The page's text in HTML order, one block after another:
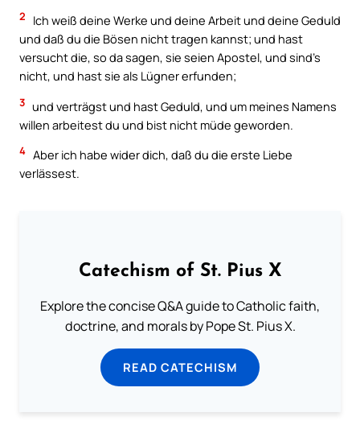
2
Ich weiß deine Werke und deine Arbeit und deine Geduld
und daß du die Bösen nicht tragen kannst; und hast
versucht die, so da sagen, sie seien Apostel, und sind’s
nicht, und hast sie als Lügner erfunden;
3 und verträgst und hast Geduld, und um meines Namens
willen arbeitest du und bist nicht müde geworden.
4 Aber ich habe wider dich, daß du die erste Liebe
verlässest.
Catechism of St. Pius X
Explore the concise Q&A guide to Catholic faith,
doctrine, and morals by Pope St. Pius X.
READ CATECHISM